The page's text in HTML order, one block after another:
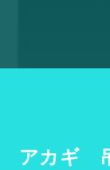
アカギ